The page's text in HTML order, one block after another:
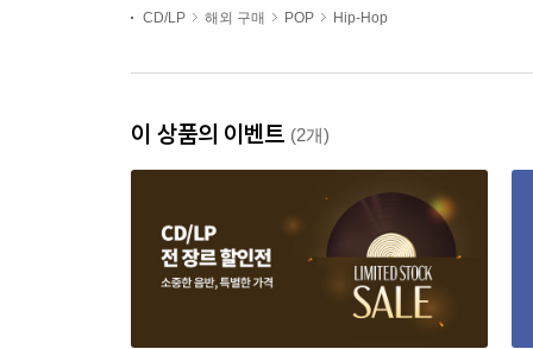
CD/LP 해외 구매 POP Hip-Hop
이 상품의 이벤트 (2개)